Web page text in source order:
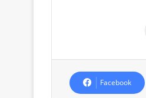
Facebook